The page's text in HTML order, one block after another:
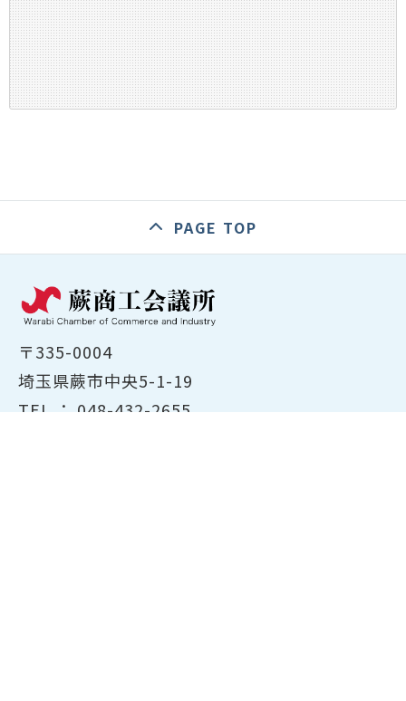
PAGE TOP
〒335-0004
埼玉県蕨市中央5-1-19
TEL ： 048-432-2655